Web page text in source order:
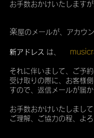
お手数おかけいたします
楽屋のメールが、アカウ
新アドレス は、
それに伴いまして、ご予
受け取りの際に、お客様
すので、返信メールが届
お手数おかけいたしまし
ご理解、ご協力の程、よ